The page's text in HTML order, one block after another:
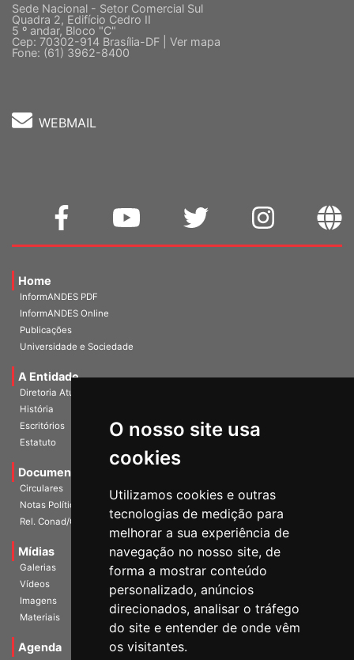
O nosso site usa
cookies
Utilizamos cookies e outras
tecnologias de medição para
melhorar a sua experiência de
navegação no nosso site, de
forma a mostrar conteúdo
personalizado, anúncios
direcionados, analisar o tráfego
do site e entender de onde vêm
os visitantes.
Sede Nacional - Setor Comercial Sul
Quadra 2, Edifício Cedro II
5 º andar, Bloco "C"
Cep: 70302-914 Brasília-DF | Ver mapa
Fone: (61) 3962-8400
WEBMAIL
Home
InformANDES PDF
InformANDES Online
Publicações
Universidade e Sociedade
A Entidade
Diretoria Atual
História
Escritórios
Estatuto
Documentos
Circulares
Notas Políticas
Rel. Conad/Congresso
Mídias
Galerias
Vídeos
Imagens
Materiais
Agenda